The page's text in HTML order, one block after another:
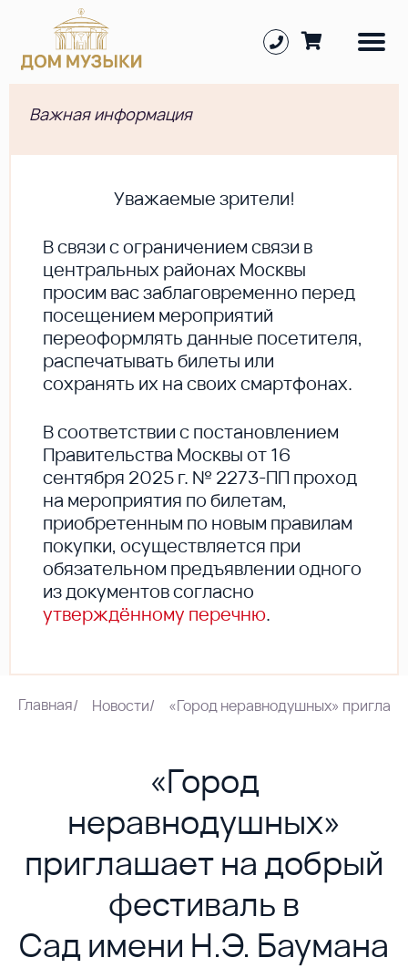
Важная информация
Уважаемые зрители!
В cвязи с ограничением связи в
центральных районах Москвы
просим вас заблаговременно перед
посещением мероприятий
переоформлять данные посетителя,
распечатывать билеты или
сохранять их на своих смартфонах.
В соответствии с постановлением
Правительства Москвы от 16
сентября 2025 г. № 2273-ПП проход
на мероприятия по билетам,
приобретенным по новым правилам
покупки, осуществляется при
обязательном предъявлении одного
из документов согласно
утверждённому перечню.
Главная/ Новости/ «Город неравнодушных»
«Город
неравнодушных»
приглашает на добрый
фестиваль в
Сад имени Н.Э. Баумана